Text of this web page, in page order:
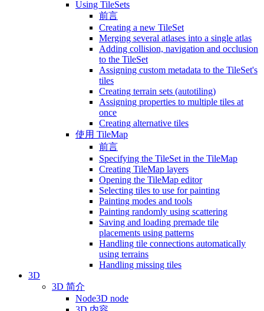
Using TileSets
前言
Creating a new TileSet
Merging several atlases into a single atlas
Adding collision, navigation and occlusion
to the TileSet
Assigning custom metadata to the TileSet's
tiles
Creating terrain sets (autotiling)
Assigning properties to multiple tiles at
once
Creating alternative tiles
使用 TileMap
前言
Specifying the TileSet in the TileMap
Creating TileMap layers
Opening the TileMap editor
Selecting tiles to use for painting
Painting modes and tools
Painting randomly using scattering
Saving and loading premade tile
placements using patterns
Handling tile connections automatically
using terrains
Handling missing tiles
3D
3D 简介
Node3D node